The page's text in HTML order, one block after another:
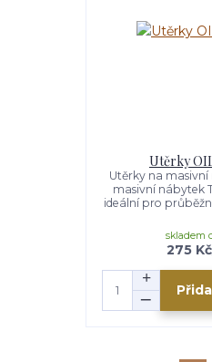
Utěrky
Utěrky na
masivní nábytek
ideální pro
275 Kč
skladem